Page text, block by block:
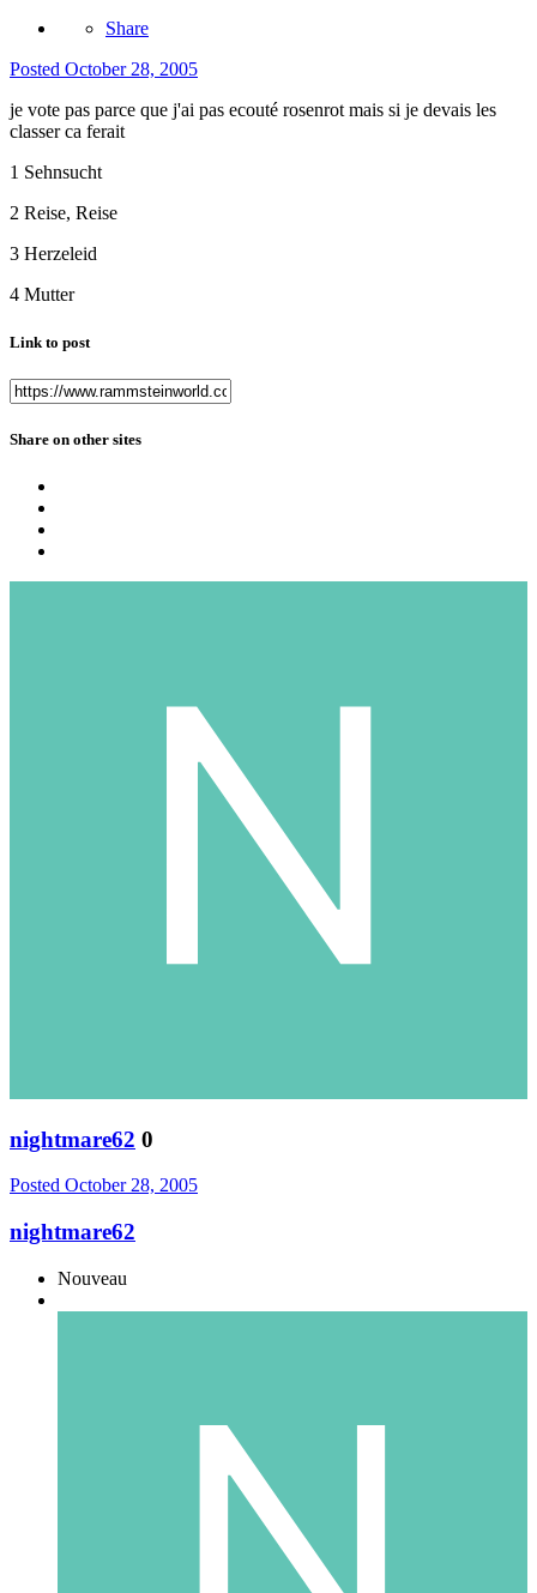
Share
Posted October 28, 2005
je vote pas parce que j'ai pas ecouté rosenrot mais si je devais les
classer ca ferait
1 Sehnsucht
2 Reise, Reise
3 Herzeleid
4 Mutter
Link to post
Share on other sites
nightmare62 0
Posted October 28, 2005
nightmare62
Nouveau